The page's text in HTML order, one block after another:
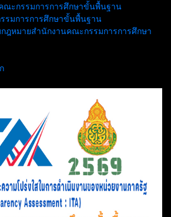
ณะกรรมการการศึกษาขั้นพื้นฐาน
รมการการศึกษาขั้นพื้นฐาน
ฎหมายสำนักงานคณะกรรมการการศึกษา